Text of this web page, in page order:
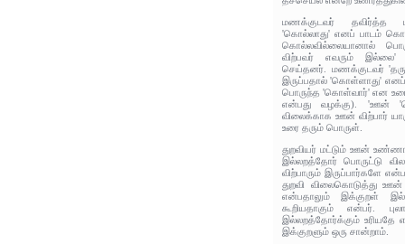
மணக்குடவர் தவிர்த்த
'கொல்லாது' எனப் பாடம்
கொல்லவில்லையானால்
விற்பவர் எவரும் இல்லை'
செய்தனர். மணக்குடவர்
இருப்பதால் 'கொள்ளாது'
பொருந்த 'கொள்வார்' என
என்பது வழக்கு). 'ஊன்
விலைக்காக ஊன் விற்பார்
உரை தரும் பொருள்.
துறவியர் மட்டும் ஊன்
இல்லறத்தோர் பொருட்டு
விற்பாரும் இருப்பார்களே
துறவி விலைகொடுத்து ஊன்
என்பதாலும் இக்குறள்
கூறியதாகும் என்பர்.
இல்லறத்தோர்க்கும் உரியதே
இக்குறளும் ஒரு சான்றாம்.